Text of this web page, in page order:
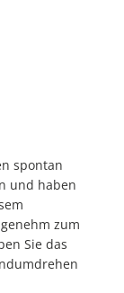
spontan
und haben
zum
Sie das